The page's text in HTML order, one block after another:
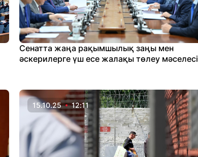
Сенатта жаңа рақымшылық заңы мен
әскерилерге үш есе жалақы төлеу мәселесі
15.10.25 12:11